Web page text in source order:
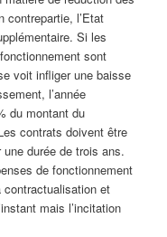
l’Etat
Si les
sont
voit infliger une baisse
l’année
du montant du
contrats doivent être
durée de trois ans.
de fonctionnement
contractualisation et
mais l’incitation